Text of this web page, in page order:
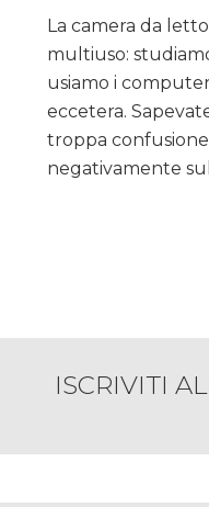
La camera da
multiuso:
usiamo i
eccetera.
troppa
negativamente
ISCRIVITI